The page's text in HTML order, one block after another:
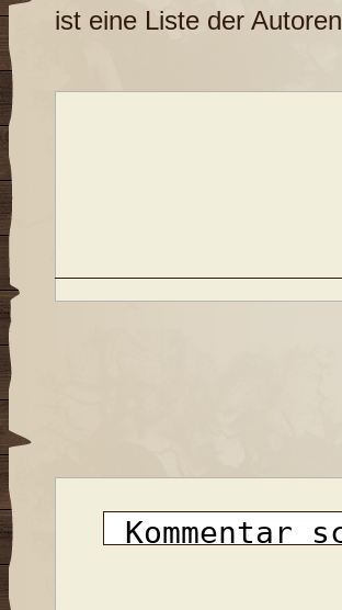
ist eine Liste der Autoren